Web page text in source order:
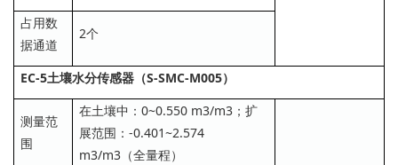
占用数
据通道
2个
EC-5土壤水分传感器（S-SMC-M005）
测量范
围
在土壤中：0~0.550 m3/m3；扩
展范围：-0.401~2.574
m3/m3（全量程）